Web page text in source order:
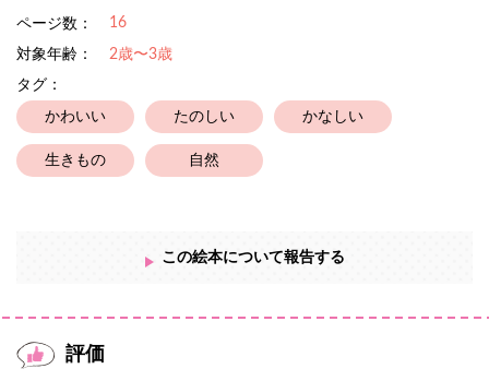
おがさんの絵本はHPにて印刷フリーです
ラミネートしてぜひ、ご家庭、保育園、幼稚園、福祉施設でご利
用ください
作品名の下、作者名をクリックするとHP、SNSへとぶことができ
ます(´･ω･｀)
おがさんの絵本HPには、お子さんの育児、子育て、関わりに関す
るNOTE、おススメの玩具、グッズ等の情報がまとめてあります。
ページ数： 16
対象年齢：
2歳〜3歳
タグ：
かわいい たのしい かなしい
生きもの 自然
この絵本について報告する
評価